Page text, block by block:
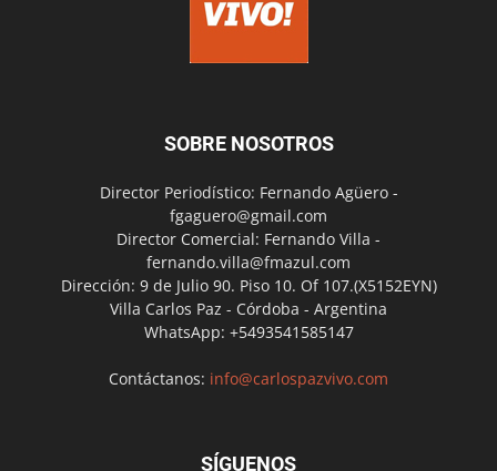
SOBRE NOSOTROS
Director Periodístico: Fernando Agüero -
fgaguero@gmail.com
Director Comercial: Fernando Villa -
fernando.villa@fmazul.com
Dirección: 9 de Julio 90. Piso 10. Of 107.(X5152EYN)
Villa Carlos Paz - Córdoba - Argentina
WhatsApp: +5493541585147
Contáctanos: info@carlospazvivo.com
SÍGUENOS